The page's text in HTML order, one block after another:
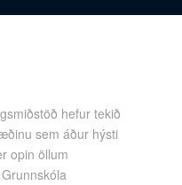
hefur tekið
sem áður hýsti
opin öllum